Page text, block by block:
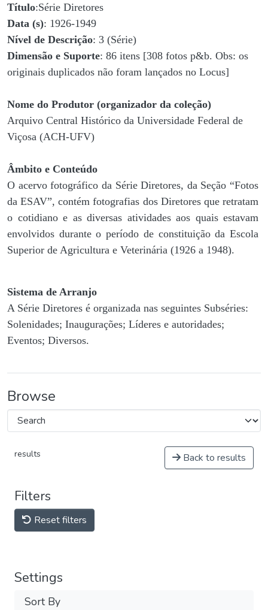
Título:Série Diretores
Data (s): 1926-1949
Nível de Descrição: 3 (Série)
Dimensão e Suporte: 86 itens [308 fotos p&b. Obs: os
originais duplicados não foram lançados no Locus]
Nome do Produtor (organizador da coleção)
Arquivo Central Histórico da Universidade Federal de
Viçosa (ACH-UFV)
Âmbito e Conteúdo
O acervo fotográfico da Série Diretores, da Seção “Fotos
da ESAV”, contém fotografias dos Diretores que retratam
o cotidiano e as diversas atividades aos quais estavam
envolvidos durante o período de constituição da Escola
Superior de Agricultura e Veterinária (1926 a 1948).
Sistema de Arranjo
A Série Diretores é organizada nas seguintes Subséries:
Solenidades; Inaugurações; Líderes e autoridades;
Eventos; Diversos.
Browse
results Back to results
Filters
Reset filters
Settings
Sort By